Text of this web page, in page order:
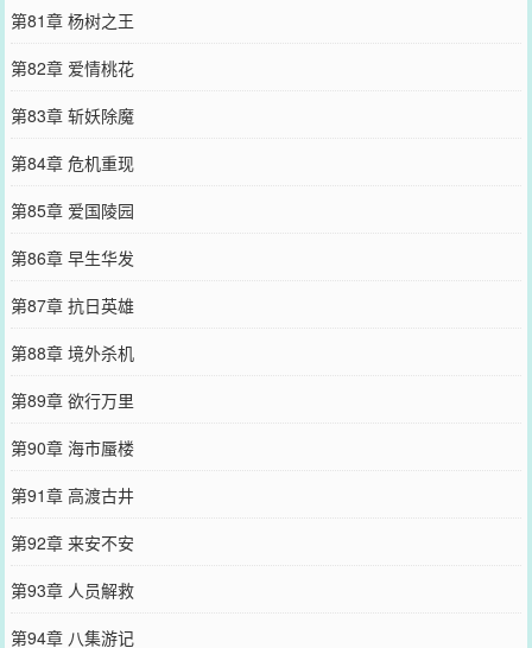
第81章 杨树之王
第82章 爱情桃花
第83章 斩妖除魔
第84章 危机重现
第85章 爱国陵园
第86章 早生华发
第87章 抗日英雄
第88章 境外杀机
第89章 欲行万里
第90章 海市蜃楼
第91章 高渡古井
第92章 来安不安
第93章 人员解救
第94章 八集游记